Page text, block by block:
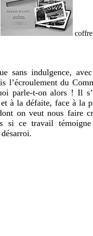
sans indulgence,
l’écroulement du
parle-t-on alors ! Il
à la défaite, face à la
on veut nous faire
si ce travail